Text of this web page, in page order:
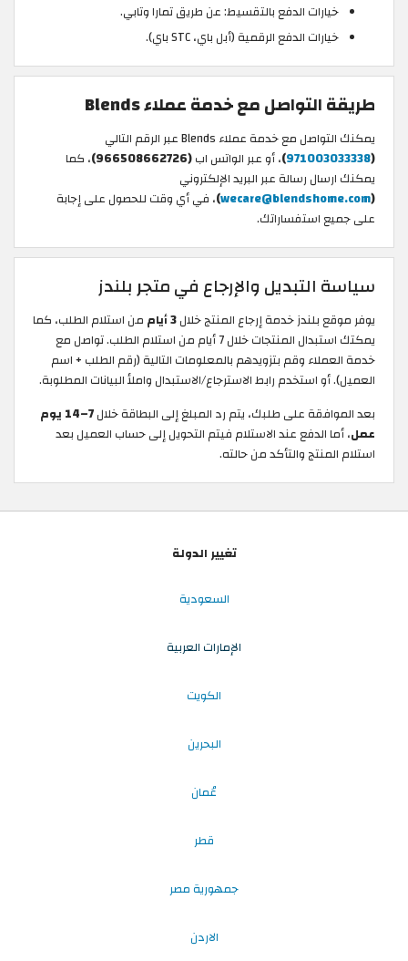
خيارات الدفع بالتقسيط: عن طريق تمارا وتابي.
خيارات الدفع الرقمية (أبل باي، STC باي).
طريقة التواصل مع خدمة عملاء Blends
يمكنك التواصل مع خدمة عملاء Blends عبر الرقم التالي
(
971003033338
)، أو عبر الواتس اب(966508662726)
، كما
يمكنك ارسال رسالة عبر البريد الإلكتروني
(
wecare@blendshome.com
)، في أي وقت للحصول على إجابة
على جميع استفساراتك.
سياسة التبديل والإرجاع في متجر بلندز
يوفر موقع بلندز خدمة إرجاع المنتج خلال3 أيام
من استلام الطلب، كما
يمكتك استبدال المنتجات خلال 7 أيام من استلام الطلب. تواصل مع
خدمة العملاء وقم بتزويدهم بالمعلومات التالية (رقم الطلب + اسم
العميل). أو استخدم رابط الاسترجاع/الاستبدال واملأ البيانات المطلوبة.
بعد الموافقة على طلبك، يتم رد المبلغ إلى البطاقة خلال
7–14 يوم
عمل، أما الدفع عند الاستلام فيتم التحويل إلى حساب العميل بعد
استلام المنتج والتأكد من حالته.
تغيير الدولة
السعودية
الإمارات العربية
الكويت
البحرين
عُمان
قطر
جمهورية مصر
الاردن